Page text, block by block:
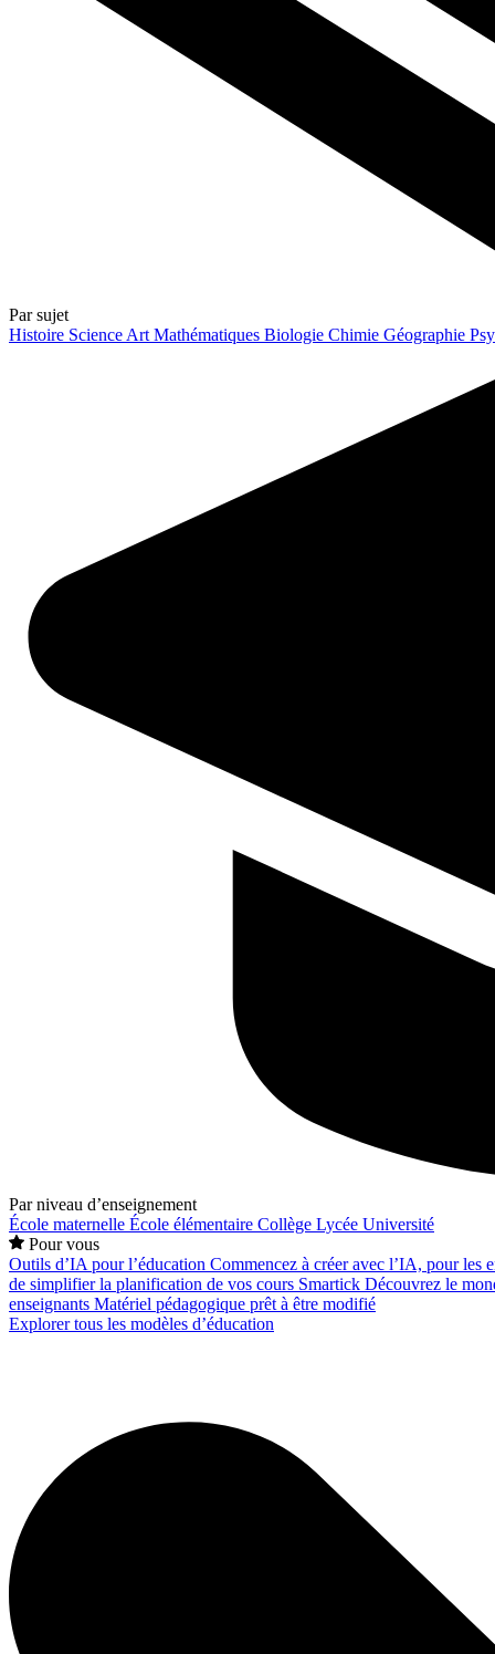
Par sujet
Histoire Science Art Mathématiques Biologie Chimie Géographie
Par niveau d’enseignement
École maternelle École élémentaire Collège Lycée Université
Pour vous
Outils d’IA pour l’éducation Commencez à créer avec l’IA, pour les
de simplifier la planification de vos cours Smartick Découvrez le
enseignants Matériel pédagogique prêt à être modifié
Explorer tous les modèles d’éducation